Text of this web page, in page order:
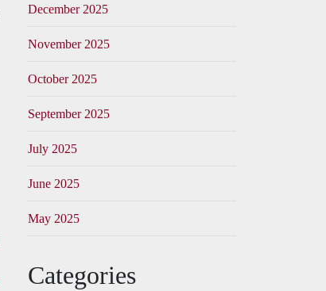
December 2025
November 2025
October 2025
September 2025
July 2025
June 2025
May 2025
Categories